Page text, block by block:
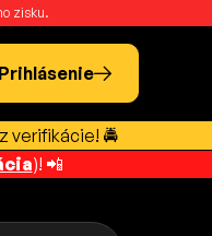
zisku.
Prihlásenie
verifikácie! 🚔
)! 📲